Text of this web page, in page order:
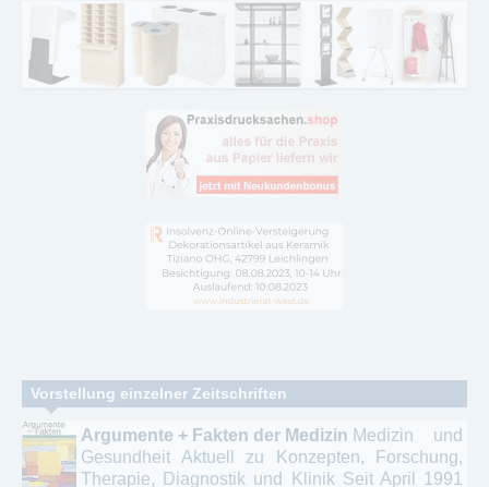
Vorstellung einzelner Zeitschriften
Argumente + Fakten der Medizin Medizin und
Gesundheit Aktuell zu Konzepten, Forschung,
Therapie, Diagnostik und Klinik Seit April 1991